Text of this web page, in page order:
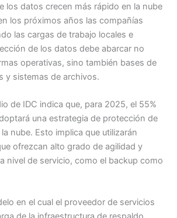
los datos crecen más rápido en la nube
los próximos años las compañías
las cargas de trabajo locales e
de los datos debe abarcar no
operativas, sino también bases de
y sistemas de archivos.
de IDC indica que, para 2025, el 55%
una estrategia de protección de
nube. Esto implica que utilizarán
ofrezcan alto grado de agilidad y
nivel de servicio, como el backup como
en el cual el proveedor de servicios